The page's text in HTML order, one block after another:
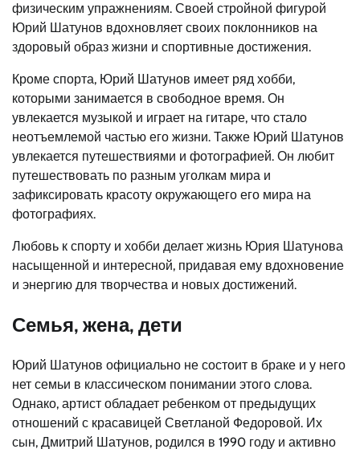
физическим упражнениям. Своей стройной фигурой
Юрий Шатунов вдохновляет своих поклонников на
здоровый образ жизни и спортивные достижения.
Кроме спорта, Юрий Шатунов имеет ряд хобби,
которыми занимается в свободное время. Он
увлекается музыкой и играет на гитаре, что стало
неотъемлемой частью его жизни. Также Юрий Шатунов
увлекается путешествиями и фотографией. Он любит
путешествовать по разным уголкам мира и
зафиксировать красоту окружающего его мира на
фотографиях.
Любовь к спорту и хобби делает жизнь Юрия Шатунова
насыщенной и интересной, придавая ему вдохновение
и энергию для творчества и новых достижений.
Семья, жена, дети
Юрий Шатунов официально не состоит в браке и у него
нет семьи в классическом понимании этого слова.
Однако, артист обладает ребенком от предыдущих
отношений с красавицей Светланой Федоровой. Их
сын, Дмитрий Шатунов, родился в 1990 году и активно